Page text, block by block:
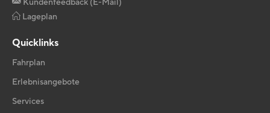
Kundenfeedback (E-Mail)
Lageplan
Quicklinks
Fahrplan
Erlebnisangebote
Services